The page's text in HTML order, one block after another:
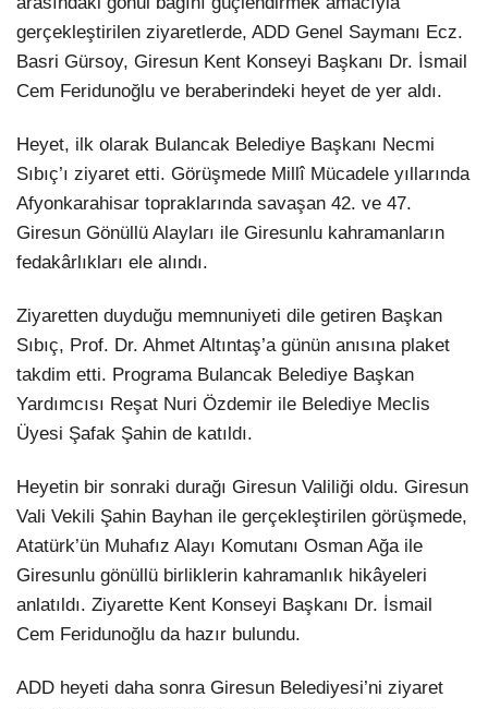
gerçekleştirilen ziyaretlerde, ADD Genel Saymanı Ecz.
Basri Gürsoy, Giresun Kent Konseyi Başkanı Dr. İsmail
Cem Feridunoğlu ve beraberindeki heyet de yer aldı.
Heyet, ilk olarak Bulancak Belediye Başkanı Necmi
Sıbıç’ı ziyaret etti. Görüşmede Millî Mücadele yıllarında
Afyonkarahisar topraklarında savaşan 42. ve 47.
Giresun Gönüllü Alayları ile Giresunlu kahramanların
fedakârlıkları ele alındı.
Ziyaretten duyduğu memnuniyeti dile getiren Başkan
Sıbıç, Prof. Dr. Ahmet Altıntaş’a günün anısına plaket
takdim etti. Programa Bulancak Belediye Başkan
Yardımcısı Reşat Nuri Özdemir ile Belediye Meclis
Üyesi Şafak Şahin de katıldı.
Heyetin bir sonraki durağı Giresun Valiliği oldu. Giresun
Vali Vekili Şahin Bayhan ile gerçekleştirilen görüşmede,
Atatürk’ün Muhafız Alayı Komutanı Osman Ağa ile
Giresunlu gönüllü birliklerin kahramanlık hikâyeleri
anlatıldı. Ziyarette Kent Konseyi Başkanı Dr. İsmail
Cem Feridunoğlu da hazır bulundu.
ADD heyeti daha sonra Giresun Belediyesi’ni ziyaret